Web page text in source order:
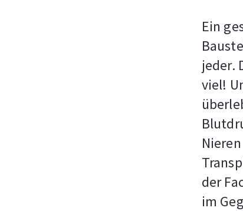
Ein
jeder.
viel!
der
im